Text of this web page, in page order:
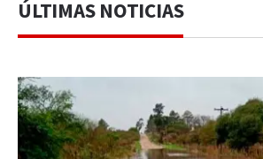
ÚLTIMAS NOTICIAS